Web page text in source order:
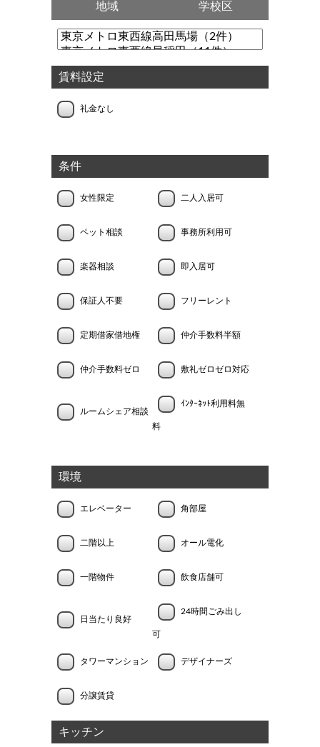
地域 学校区
賃料設定
礼金なし
条件
女性限定 二人入居可
ペット相談 事務所利用可
楽器相談 即入居可
保証人不要 フリーレント
定期借家借地権 仲介手数料半額
仲介手数料ゼロ 敷礼ゼロゼロ対応
ルームシェア相談
ｲﾝﾀｰﾈｯﾄ利用料無
料
環境
エレベーター 角部屋
二階以上 オール電化
一階物件 飲食店舗可
日当たり良好
24時間ごみ出し
可
タワーマンション デザイナーズ
分譲賃貸
キッチン